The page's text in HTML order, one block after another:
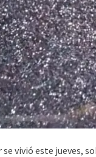
vivió este jueves,